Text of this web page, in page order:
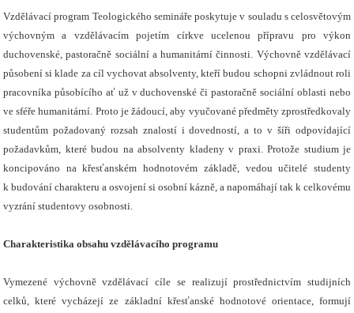
Vzdělávací program Teologického semináře poskytuje v souladu s celosvětovým
výchovným a vzdělávacím pojetím církve ucelenou přípravu pro výkon
duchovenské, pastoračně sociální a humanitární činnosti. Výchovně vzdělávací
působení si klade za cíl vychovat absolventy, kteří budou schopni zvládnout roli
pracovníka působícího ať už v duchovenské či pastoračně sociální oblasti nebo
ve sféře humanitární. Proto je žádoucí, aby vyučované předměty zprostředkovaly
studentům požadovaný rozsah znalostí i dovedností, a to v šíři odpovídající
požadavkům, které budou na absolventy kladeny v praxi. Protože studium je
koncipováno na křesťanském hodnotovém základě, vedou učitelé studenty
k budování charakteru a osvojení si osobní kázně, a napomáhají tak k celkovému
vyzrání studentovy osobnosti.
Charakteristika obsahu vzdělávacího programu
Vymezené výchovně vzdělávací cíle se realizují prostřednictvím studijních
celků, které vycházejí ze základní křesťanské hodnotové orientace, formují